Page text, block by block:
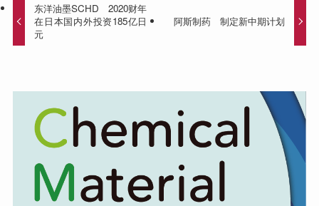
东洋油墨SCHD 2020财年
在日本国内外投资185亿日
元
阿斯制药 制定新中期计划